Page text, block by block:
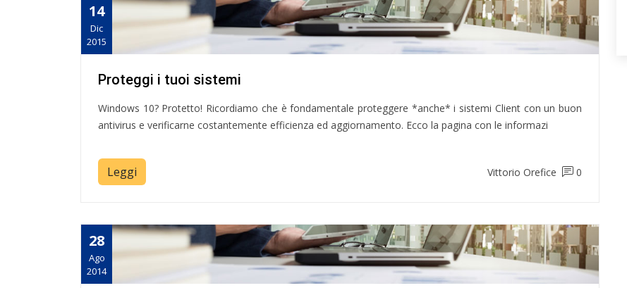
14
Dic
2015
Proteggi i tuoi sistemi
Windows 10? Protetto! Ricordiamo che è fondamentale proteggere *anche* i sistemi Client con un buon
antivirus e verificarne costantemente efficienza ed aggiornamento. Ecco la pagina con le informazi
Leggi Vittorio Orefice 0
28
Ago
2014